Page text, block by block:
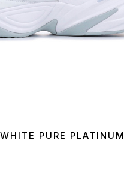
PURE PLATINUM